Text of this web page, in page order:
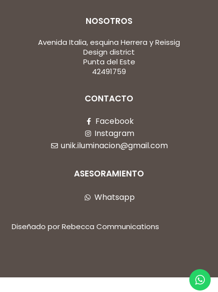
NOSOTROS
Avenida Italia, esquina Herrera y Reissig
Design district
Punta del Este
42491759
CONTACTO
Facebook
Instagram
unik.iluminacion@gmail.com
ASESORAMIENTO
Whatsapp
Diseñado por Rebecca Communications